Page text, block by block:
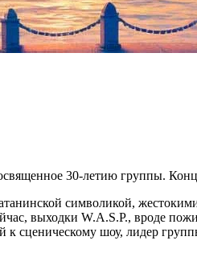
30-летию группы.
символикой,
выходки W.A.S.P., вроде
сценическому шоу, лидер